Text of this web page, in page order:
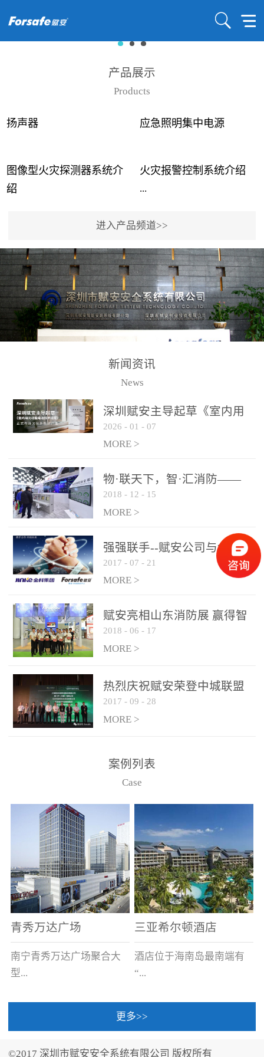
产品展示
Products
扬声器 应急照明集中电源
图像型火灾探测器系统介
绍
...
事故频发，传统的火灾探
测方法已无法满足要求。
尤其是目前众多的大型影
剧院、会议展览中心、体
育馆、大型仓库和隧道空
间等，其建筑结构特殊、
火灾隐患多。一旦发生火
传统的火灾关测器无法被
及时缺发，不能及早发现
和有效扑救火火，这不仅
力和闲难，同时也将造成
巨大的经济损失和社会影
响，基至还会造成人员伤
亡。图像型火灾探测器正
是针对这种高大空间建筑
物的消防设施、设备通过
现场图像的实时获取、预
处理和特征提取分析，实
现火焰的跟踪和识别。能
更早的进行预警，达到早
报早防的效果。 系统构
成示意图： 图像型火灾
和监控端两大部分组成。
两者之间通过以太网相
联，一台监控主机最多可
从监控主机上获取，最多
只能接6台，超过的需从现
火灾报警控制系统介绍
...
用了具有仲裁机制和冗余
校验的总线传输技术、线
路状态检测与保护技术、
后向光电感烟探测技术、
高可靠的系统抗干扰技术
等多项专利技术和专有技
警领域三十多年技术积累
和工程实践的结晶。
进入产品频道>>
新闻资讯
News
深圳赋安主导起草《室内用
光动能电池技术规程》 正式
布局光伏新能源产业
2026 - 01 - 07
MORE >
物·联天下，智·汇消防——
赋安F&S 2018上海消防展圆
满落幕
2018 - 12 - 15
MORE >
强强联手--赋安公司与金科
集团达成战略合作协议
2017 - 07 - 21
MORE >
赋安亮相山东消防展 赢得智
慧消防新荣耀
2018 - 06 - 17
MORE >
热烈庆祝赋安荣登中城联盟
联合采购战略合作平台
2017 - 09 - 28
MORE >
案例列表
Case
青秀万达广场
南宁青秀万达广场聚合大
型...
三亚希尔顿酒店
酒店位于海南岛最南端有
“...
中国的海岛天堂”之美称的
更多>>
©2017 深圳市赋安安全系统有限公司 版权所有